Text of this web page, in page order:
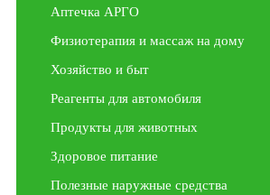
Аптечка АРГО
Физиотерапия и массаж на дому
Хозяйство и быт
Реагенты для автомобиля
Продукты для животных
Здоровое питание
Полезные наружные средства